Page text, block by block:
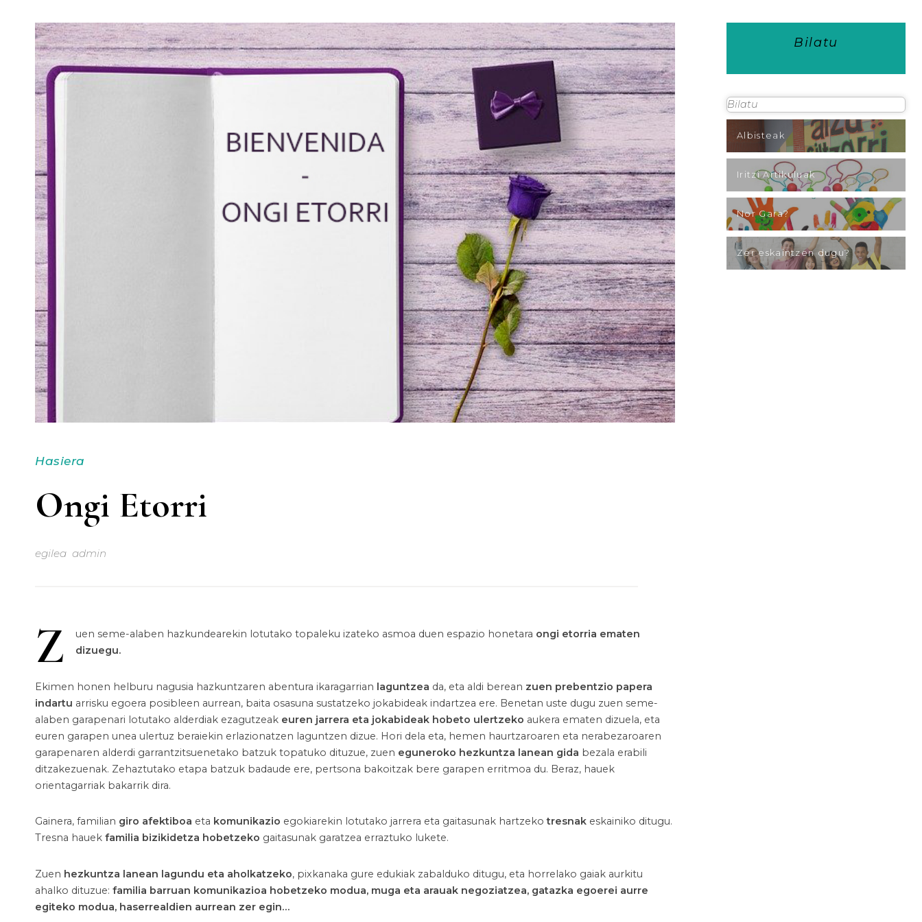
Hasiera
Ongi Etorri
egilea admin
Z uen seme-alaben hazkundearekin lotutako topaleku izateko asmoa duen espazio honetara ongi etorria ematen
dizuegu.
Ekimen honen helburu nagusia hazkuntzaren abentura ikaragarrian laguntzea da, eta aldi berean zuen prebentzio papera
indartu arrisku egoera posibleen aurrean, baita osasuna sustatzeko jokabideak indartzea ere. Benetan uste dugu zuen seme-
alaben garapenari lotutako alderdiak ezagutzeak euren jarrera eta jokabideak hobeto ulertzeko aukera ematen dizuela, eta
euren garapen unea ulertuz beraiekin erlazionatzen laguntzen dizue. Hori dela eta, hemen haurtzaroaren eta nerabezaroaren
garapenaren alderdi garrantzitsuenetako batzuk topatuko dituzue, zuen eguneroko hezkuntza lanean gida bezala erabili
ditzakezuenak. Zehaztutako etapa batzuk badaude ere, pertsona bakoitzak bere garapen erritmoa du. Beraz, hauek
orientagarriak bakarrik dira.
Gainera, familian giro afektiboa eta komunikazio egokiarekin lotutako jarrera eta gaitasunak hartzekotresnak eskainiko ditugu.
Tresna hauekfamilia bizikidetza hobetzeko gaitasunak garatzea erraztuko lukete.
Zuen hezkuntza lanean lagundu eta aholkatzeko, pixkanaka gure edukiak zabalduko ditugu, eta horrelako gaiak aurkitu
ahalko dituzue:familia barruan komunikazioa hobetzeko modua, muga eta arauak negoziatzea, gatazka egoerei aurre
egiteko modua, haserrealdien aurrean zer egin…
Bilatu
Albisteak
Iritzi Artikuluak
Nor Gara?
Zer eskaintzen dugu?